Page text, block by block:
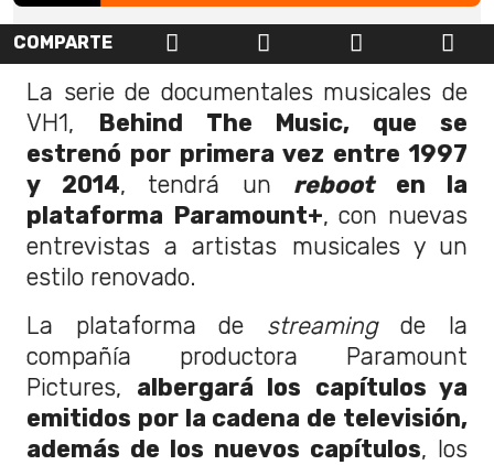
COMPARTE
La serie de documentales musicales de
VH1, Behind The Music, que se
estrenó por primera vez entre 1997
y 2014, tendrá un reboot en la
plataforma Paramount+, con nuevas
entrevistas a artistas musicales y un
estilo renovado.
La plataforma de streamingde la
compañía productora Paramount
Pictures, albergará los capítulos ya
emitidos por la cadena de televisión,
además de los nuevos capítulos, los